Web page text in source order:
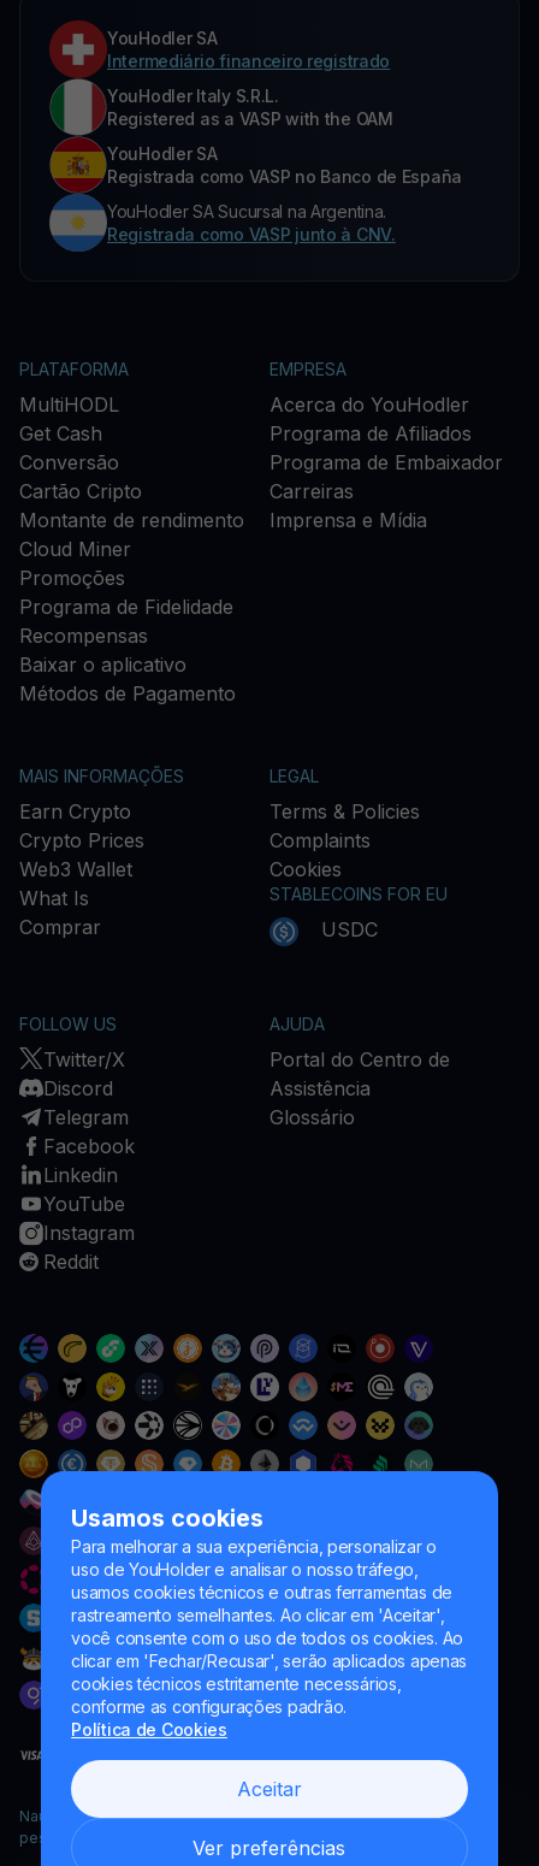
Usamos cookies
Para melhorar a sua experiência, personalizar o
uso de YouHolder e analisar o nosso tráfego,
usamos cookies técnicos e outras ferramentas de
rastreamento semelhantes. Ao clicar em 'Aceitar',
você consente com o uso de todos os cookies. Ao
clicar em 'Fechar/Recusar', serão aplicados apenas
cookies técnicos estritamente necessários,
conforme as configurações padrão.
Política de Cookies
Aceitar
Ver preferências
YouHodler SA
Intermediário financeiro registrado
YouHodler Italy S.R.L.
Registered as a VASP with the OAM
YouHodler SA
Registrada como VASP no Banco de España
YouHodler SA Sucursal na Argentina.
Registrada como VASP junto à CNV.
PLATAFORMA
MultiHODL
Get Cash
Conversão
Cartão Cripto
Montante de rendimento
Cloud Miner
Promoções
Programa de Fidelidade
Recompensas
Baixar o aplicativo
Métodos de Pagamento
EMPRESA
Acerca do YouHodler
Programa de Afiliados
Programa de Embaixador
Carreiras
Imprensa e Mídia
MAIS INFORMAÇÕES
Earn Crypto
Crypto Prices
Web3 Wallet
What Is
Comprar
LEGAL
Terms & Policies
Complaints
Cookies
STABLECOINS FOR EU
USDC
FOLLOW US
Twitter/X
Discord
Telegram
Facebook
Linkedin
YouTube
Instagram
Reddit
AJUDA
Portal do Centro de
Assistência
Glossário
Naumard LTD. – apenas para fins de desenvolvimento de TI,
pesquisa e marketing